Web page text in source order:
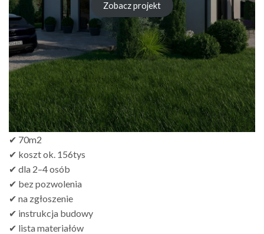
Zobacz projekt
✔ 70m2
✔ koszt ok. 156tys
✔ dla 2–4 osób
✔ bez pozwolenia
✔ na zgłoszenie
✔ instrukcja budowy
✔ lista materiałów